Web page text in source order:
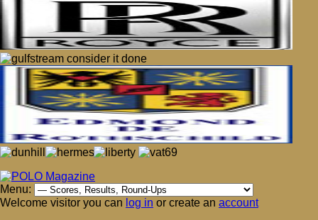
Menu:
Welcome visitor you can log in or create an account